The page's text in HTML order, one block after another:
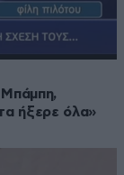
ήξερε όλα»